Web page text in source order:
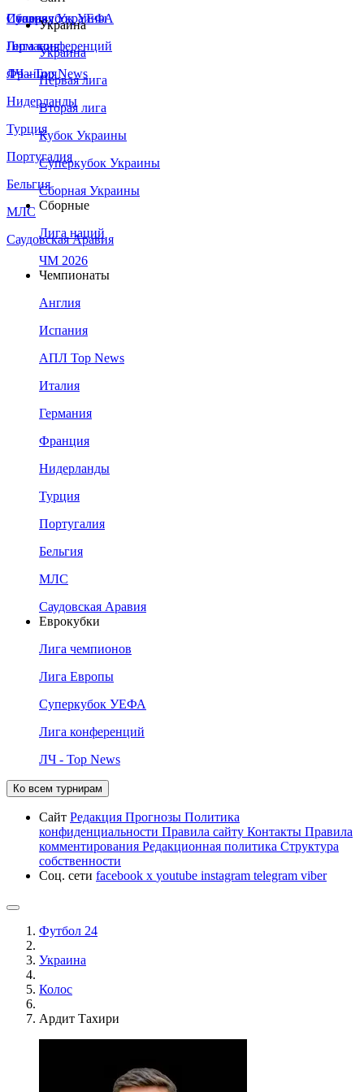
Сборная Украины
Италия
Германия
Франция
Нидерланды
Турция
Португалия
Бельгия
МЛС
Саудовская Аравия
Суперкубок УЕФА
Лига конференций
ЛЧ - Top News
Украина
Украина
Первая лига
Вторая лига
Кубок Украины
Суперкубок Украины
Сборная Украины
Сборные
Лига наций
ЧМ 2026
Чемпионаты
Англия
Испания
АПЛ Top News
Италия
Германия
Франция
Нидерланды
Турция
Португалия
Бельгия
МЛС
Саудовская Аравия
Еврокубки
Лига чемпионов
Лига Европы
Суперкубок УЕФА
Лига конференций
ЛЧ - Top News
Ко всем турнирам
Сайт Редакция Прогнозы Политика
конфиденциальности Правила сайту Контакты Правила
комментирования Редакционная политика Структура
собственности
Соц. сети facebook x youtube instagram telegram viber
Футбол 24
Украина
Колос
Ардит Тахири